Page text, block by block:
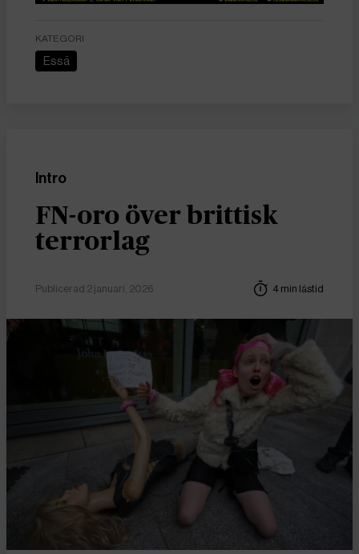
KATEGORI
Essä
Intro
FN-oro över brittisk
terrorlag
Publicerad 2 januari, 2026 4 min lästid